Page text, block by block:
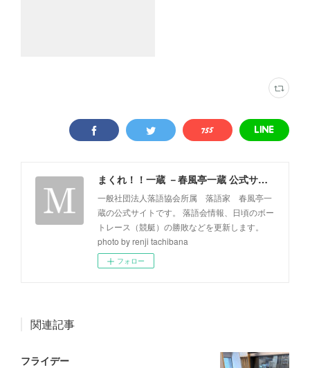
まくれ！！一蔵 －春風亭一蔵 公式サイト－
一般社団法人落語協会所属 落語家 春風亭一
蔵の公式サイトです。 落語会情報、日頃のボー
トレース（競艇）の勝敗などを更新します。
photo by renji tachibana
フォロー
関連記事
フライデー